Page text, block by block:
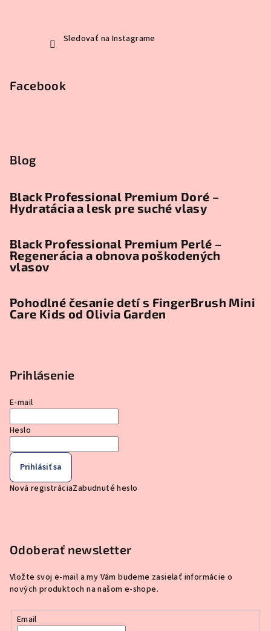
Sledovať na Instagrame
Facebook
Blog
Black Professional Premium Doré –
Hydratácia a lesk pre suché vlasy
Black Professional Premium Perlé –
Regenerácia a obnova poškodených
vlasov
Pohodlné česanie detí s FingerBrush Mini
Care Kids od Olivia Garden
Prihlásenie
E-mail
Heslo
Prihlásiť sa
Nová registráciaZabudnuté heslo
Odoberať newsletter
Vložte svoj e-mail a my Vám budeme zasielať informácie o
nových produktoch na našom e-shope.
Email